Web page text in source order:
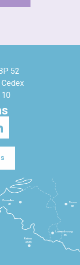
52
Reims
2h45
Bruxelles
3h
Bonn
5h
Luxembourg
4h